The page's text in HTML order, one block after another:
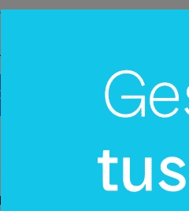
este artículo: